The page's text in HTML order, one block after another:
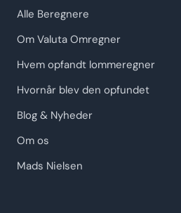
Alle Beregnere
Om Valuta Omregner
Hvem opfandt lommeregner
Hvornår blev den opfundet
Blog & Nyheder
Om os
Mads Nielsen